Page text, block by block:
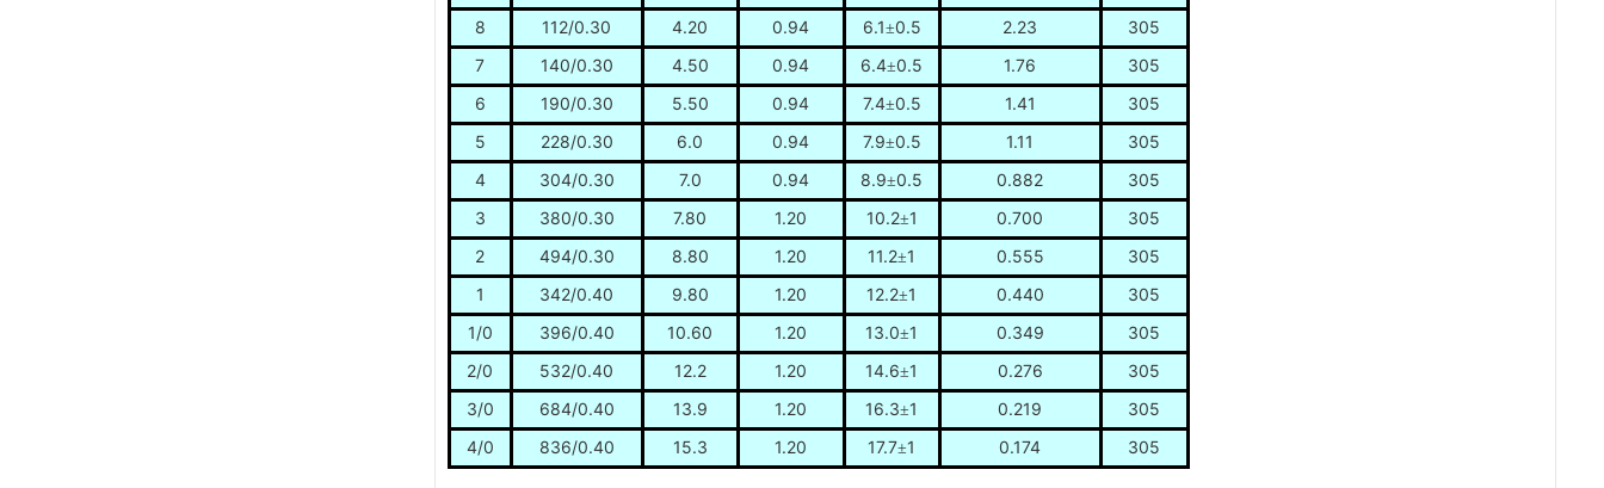
8
112/0.30 4.20 0.94 6.1±0.5 2.23
305
7
140/0.30 4.50 0.94 6.4±0.5 1.76
305
6
190/0.30 5.50 0.94 7.4±0.5 1.41
305
5
228/0.30 6.0 0.94 7.9±0.5 1.11
305
4
304/0.30 7.0 0.94 8.9±0.5 0.882
305
3
380/0.30 7.80 1.20 10.2±1 0.700
305
2
494/0.30 8.80 1.20 11.2±1 0.555
305
1
342/0.40 9.80 1.20 12.2±1 0.440
305
1/0
396/0.40 10.60 1.20 13.0±1 0.349
305
2/0
532/0.40 12.2 1.20 14.6±1 0.276
305
3/0
684/0.40 13.9 1.20 16.3±1 0.219
305
4/0
836/0.40 15.3 1.20 17.7±1 0.174 305